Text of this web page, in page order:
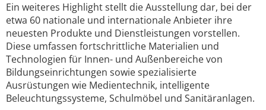
Ein weiteres Highlight stellt die Ausstellung dar, bei der
etwa 60 nationale und internationale Anbieter ihre
neuesten Produkte und Dienstleistungen vorstellen.
Diese umfassen fortschrittliche Materialien und
Technologien für Innen- und Außenbereiche von
Bildungseinrichtungen sowie spezialisierte
Ausrüstungen wie Medientechnik, intelligente
Beleuchtungssysteme, Schulmöbel und Sanitäranlagen.